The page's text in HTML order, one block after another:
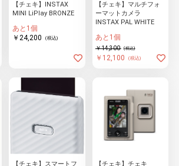
【チェキ】INSTAX
MINI LiPlay BRONZE
あと1個
￥24,200
(税込)
【チェキ】マルチフォ
ーマットカメラ
INSTAX PAL WHITE
あと1個
￥14,300 (税込)
￥12,100 (税込)
【チェキ】スマートフ
【チェキ】チェキ
アダルトグ
ッズ